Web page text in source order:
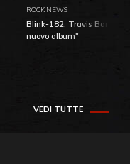
ROCK NEWS
Blink-182, Travis Barker:
nuovo album"
VEDI TUTTE